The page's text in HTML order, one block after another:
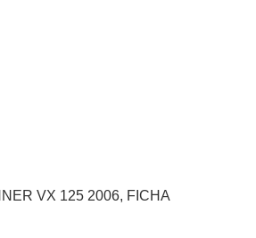
VX 125 2006, FICHA